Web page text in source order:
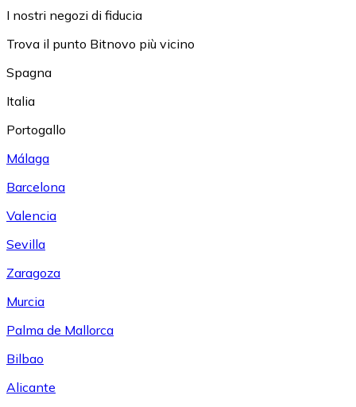
I nostri negozi di fiducia
Trova il punto Bitnovo più vicino
Spagna
Italia
Portogallo
Málaga
Barcelona
Valencia
Sevilla
Zaragoza
Murcia
Palma de Mallorca
Bilbao
Alicante